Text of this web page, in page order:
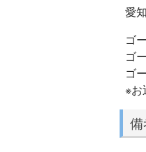
愛
ゴ
ゴ
ゴ
※お